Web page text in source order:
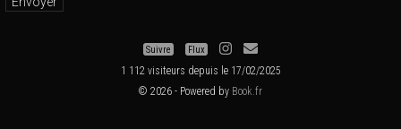
Suivre Flux
1 112 visiteurs depuis le 17/02/2025
© 2026 - Powered by Book.fr